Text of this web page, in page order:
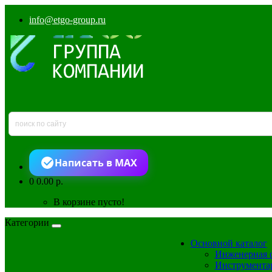
info@etgo-group.ru
Написать в MAX
00.00 р.
В корзине пусто!
Категории
Основной каталог
Инженерная